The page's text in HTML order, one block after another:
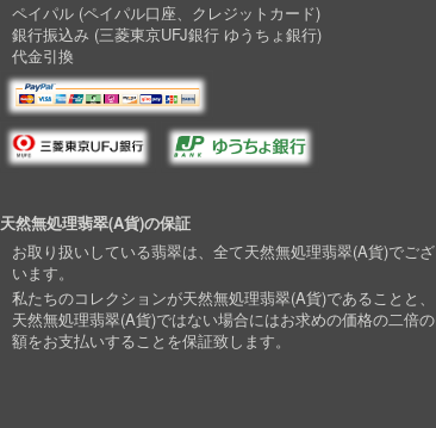
ペイパル (ペイパル口座、クレジットカード)
銀行振込み (三菱東京UFJ銀行 ゆうちょ銀行)
代金引換
天然無処理翡翠(A貨)の保証
お取り扱いしている翡翠は、全て天然無処理翡翠(A貨)でござ
います。
私たちのコレクションが天然無処理翡翠(A貨)であることと、
天然無処理翡翠(A貨)ではない場合にはお求めの価格の二倍の
額をお支払いすることを保証致します。